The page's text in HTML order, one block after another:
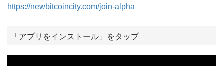
https://newbitcoincity.com/join-alpha
「アプリをインストール」をタップ